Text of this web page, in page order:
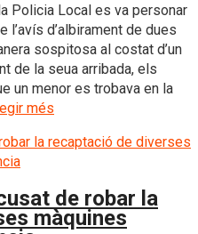
Policia Local es va personar
l’avís d’albirament de dues
sospitosa al costat d’un
de la seua arribada, els
un menor es trobava en la
més
de robar la
màquines